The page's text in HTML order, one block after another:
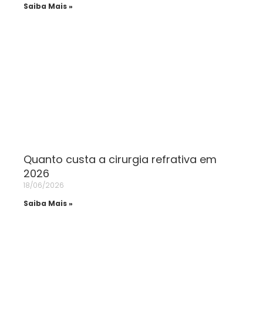
Saiba Mais »
Quanto custa a cirurgia refrativa em
2026
18/06/2026
Saiba Mais »